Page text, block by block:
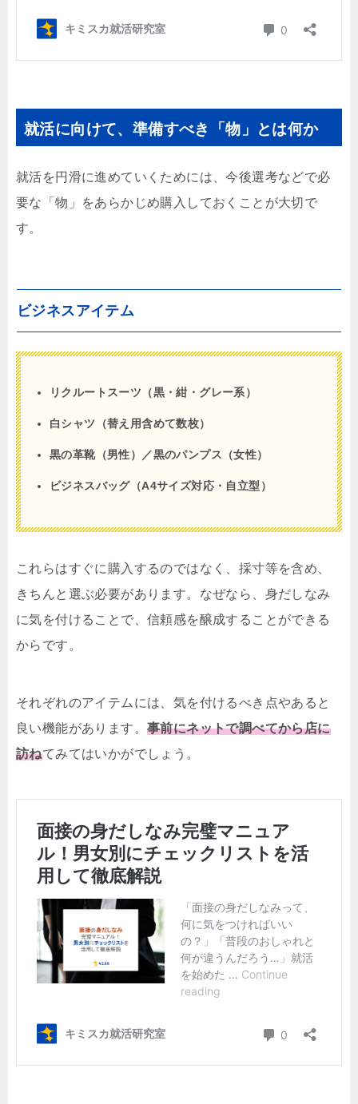
就活に向けて、準備すべき「物」とは何か
就活を円滑に進めていくためには、今後選考などで必
要な「物」をあらかじめ購入しておくことが大切で
す。
ビジネスアイテム
リクルートスーツ（黒・紺・グレー系）
白シャツ（替え用含めて数枚）
黒の革靴（男性）／黒のパンプス（女性）
ビジネスバッグ（A4サイズ対応・自立型）
これらはすぐに購入するのではなく、採寸等を含め、
きちんと選ぶ必要があります。なぜなら、身だしなみ
に気を付けることで、信頼感を醸成することができる
からです。
それぞれのアイテムには、気を付けるべき点やあると
良い機能があります。 事前にネットで調べてから店に
訪ねてみてはいかがでしょう。